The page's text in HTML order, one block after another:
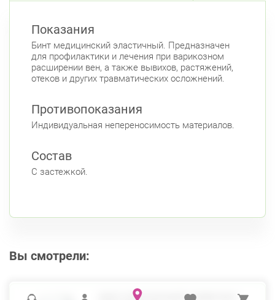
Показания
Бинт медицинский эластичный. Предназначен
для профилактики и лечения при варикозном
расширении вен, а также вывихов, растяжений,
отеков и других травматических осложнений.
Противопоказания
Индивидуальная непереносимость материалов.
Состав
С застежкой.
Вы смотрели:
БИНТ ЭЛАСТИЧНЫЙ 120ММ*3М С